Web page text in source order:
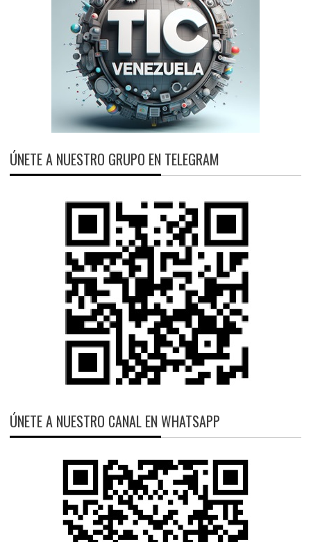
ÚNETE A NUESTRO GRUPO EN TELEGRAM
ÚNETE A NUESTRO CANAL EN WHATSAPP